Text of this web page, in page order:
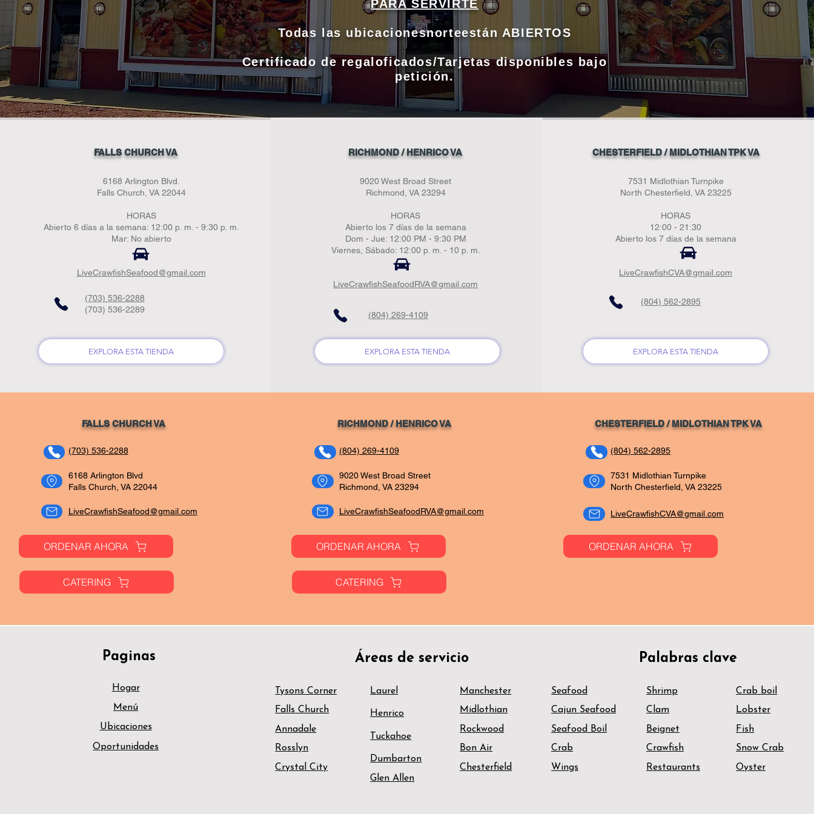
PARA SERVIRTE
Todas las ubicacionesnorteestán ABIERTOS
Certificado de regaloficados/Tarjetas disponibles bajo
petición.
FALLS CHURCH VA
6168 Arlington Blvd.
Falls Church, VA 22044
HORAS
Abierto 6 días a la semana: 12:00 p. m. - 9:30 p. m.
Mar: No abierto
LiveCrawfishSeafood@gmail.com
(703) 536-2288
(703) 536-2289
EXPLORA ESTA TIENDA
RICHMOND / HENRICO VA
9020 West Broad Street
Richmond, VA 23294
HORAS
Abierto los 7 días de la semana
Dom - Jue: 12:00 PM - 9:30 PM
Viernes, Sábado: 12:00 p. m. - 10 p. m.
LiveCrawfishSeafoodRVA@gmail.com
(804) 269-4109
EXPLORA ESTA TIENDA
CHESTERFIELD / MIDLOTHIAN TPK VA
7531 Midlothian Turnpike
North Chesterfield, VA 23225
HORAS
12:00 - 21:30
Abierto los 7 días de la semana
LiveCrawfishCVA@gmail.com
(804) 562-2895
EXPLORA ESTA TIENDA
FALLS CHURCH VA
(703) 536-2288
6168 Arlington Blvd
Falls Church, VA 22044
LiveCrawfishSeafood@gmail.com
ORDENAR AHORA
CATERING
RICHMOND / HENRICO VA
(804) 269-4109
9020 West Broad Street
Richmond, VA 23294
LiveCrawfishSeafoodRVA@gmail.com
ORDENAR AHORA
CATERING
CHESTERFIELD / MIDLOTHIAN TPK VA
(804) 562-2895
7531 Midlothian Turnpike
North Chesterfield, VA 23225
LiveCrawfishCVA@gmail.com
ORDENAR AHORA
Paginas
Hogar
Menú
Ubicaciones
Oportunidades
Áreas de servicio
Tysons Corner
Falls Church
Annadale
Rosslyn
Crystal City
Laurel
Henrico
Tuckahoe
Dumbarton
Glen Allen
Manchester
Midlothian
Rockwood
Bon Air
Chesterfield
Palabras clave
Seafood
Cajun Seafood
Seafood Boil
Crab
Wings
Shrimp
Clam
Beignet
Crawfish
Restaurants
Crab boil
Lobster
Fish
Snow Crab
Oyster